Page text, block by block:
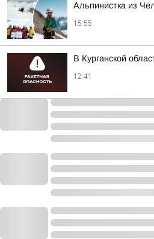
Альпинистка из
15:55
В Курганской
12:41